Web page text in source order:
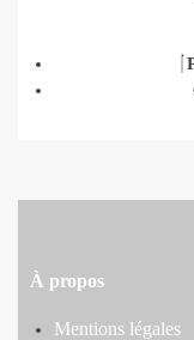
À propos
Mentions légales